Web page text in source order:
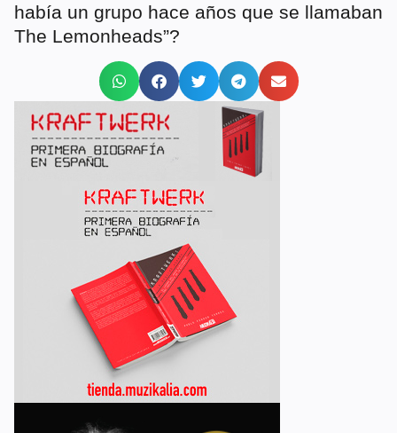
había un grupo hace años que se llamaban
The Lemonheads”?